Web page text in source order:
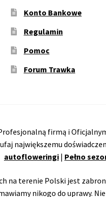
Konto Bankowe
Regulamin
Pomoc
Forum Trawka
Profesjonalną firmą i
największemu
autofloweringi | Pełno
na terenie Polski jest
nikogo do uprawy.